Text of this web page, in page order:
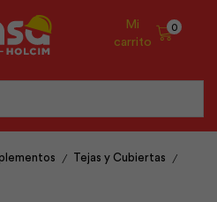
Mi
carrito
0
/ Tejas y Cubiertas /